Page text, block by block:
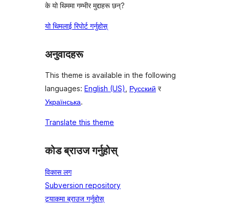
के यो थिममा गम्भीर मुद्दाहरू छन्?
यो थिमलाई रिपोर्ट गर्नुहोस्
अनुवादहरू
This theme is available in the following
languages: English (US), Русский र
Українська.
Translate this theme
कोड ब्राउज गर्नुहोस्
विकास लग
Subversion repository
ट्र्याकमा ब्राउज गर्नुहोस्